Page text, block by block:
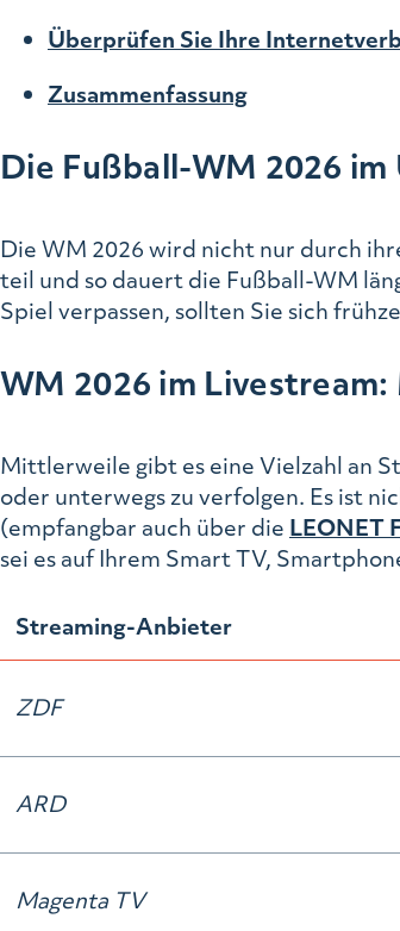
Überprüfen Sie Ihre
Zusammenfassung
Die Fußball-WM 2026
Die WM 2026 wird nicht nur durch
teil und so dauert die Fußball-WM
Spiel verpassen, sollten Sie sich
WM 2026 im
Mittlerweile gibt es eine Vielzahl an
oder unterwegs zu verfolgen. Es ist
(empfangbar auch über die LEONET
sei es auf Ihrem Smart TV,
Streaming-Anbieter
ZDF
ARD
Magenta TV